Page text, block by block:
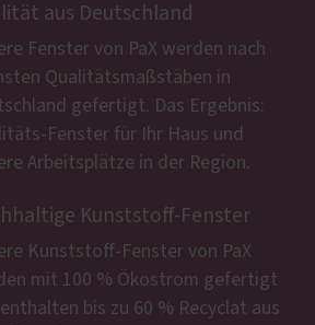
aus Deutschland
Fenster von PaX werden nach
Qualitätsmaßstäben in
gefertigt. Das Ergebnis:
Fenster für Ihr Haus und
Arbeitsplätze in der Region.
Kunststoff-Fenster
Kunststoff-Fenster von PaX
mit 100 % Ökostrom gefertigt
bis zu 60 % Recyclat aus